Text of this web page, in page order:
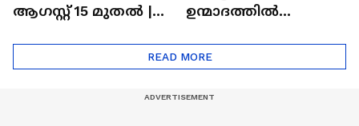
ആഗസ്റ്റ് 15 മുതൽ |
ഉന്മാദത്തിൽ
ന്ത്?| Unmadham
Movie| Kunchacko
READ MORE